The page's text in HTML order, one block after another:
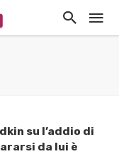
su l’addio di
da lui è